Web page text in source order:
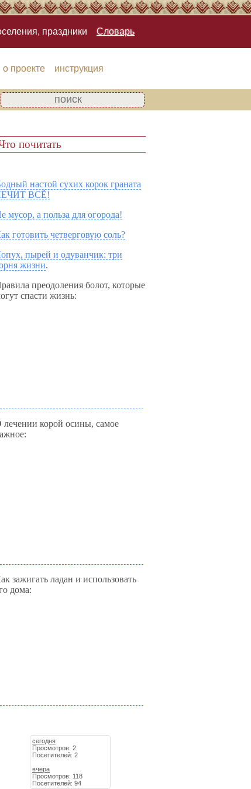
праздники Словарь
о проекте инструкция
почитать
настой сухих корок граната
ВСЁ!
мусор, а польза для огорода!
готовить четверговую соль?
пырей и одуванчик: три
жизни.
преодоления болот, которые
спасти жизнь:
лечении корой осины, самое
зажигать ладан и использовать
дома:
сегодня
Просмотров: 2
Посетителей: 2
вчера
Просмотров: 118
Посетителей: 94